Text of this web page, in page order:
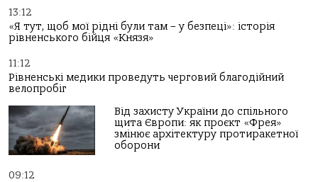
13:12
«Я тут, щоб мої рідні були там – у безпеці»: історія
рівненського бійця «Князя»
11:12
Рівненські медики проведуть черговий благодійний
велопробіг
Від захисту України до спільного
щита Європи: як проєкт «Фрея»
змінює архітектуру протиракетної
оборони
09:12